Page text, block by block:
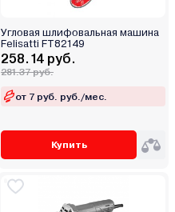
Угловая шлифовальная машина
Felisatti FT82149
258.14 руб.
281.37 руб.
от 7 руб. руб./мес.
Купить